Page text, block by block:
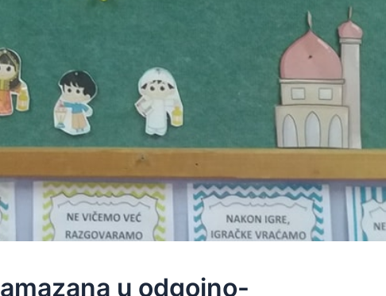
u odgojno-